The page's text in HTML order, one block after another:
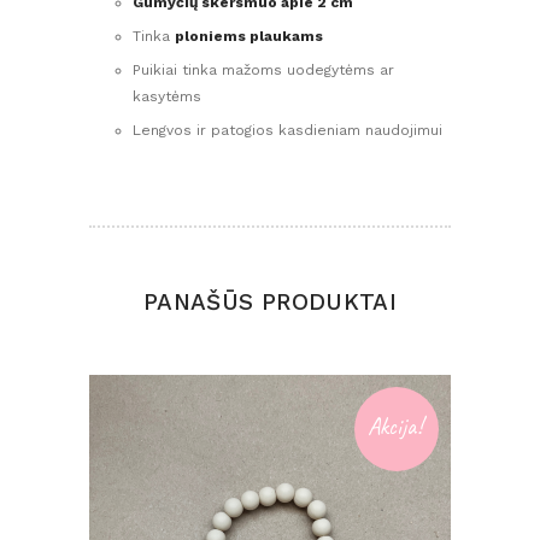
Tinka ploniems plaukams
Puikiai tinka mažoms uodegytėms ar
kasytėms
Lengvos ir patogios kasdieniam naudojimui
PANAŠŪS PRODUKTAI
Akcija!